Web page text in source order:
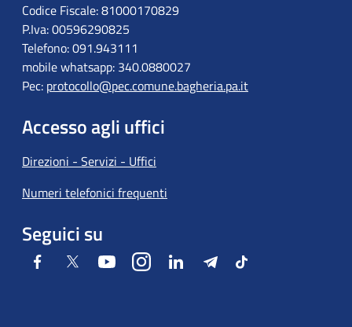
Codice Fiscale: 81000170829
P.Iva: 00596290825
Telefono: 091.943111
mobile whatsapp: 340.0880027
Pec: protocollo@pec.comune.bagheria.pa.it
Accesso agli uffici
Direzioni - Servizi - Uffici
Numeri telefonici frequenti
Seguici su
Facebook Twitter YoutubeInstagramLinkedIn TelegramTiktok